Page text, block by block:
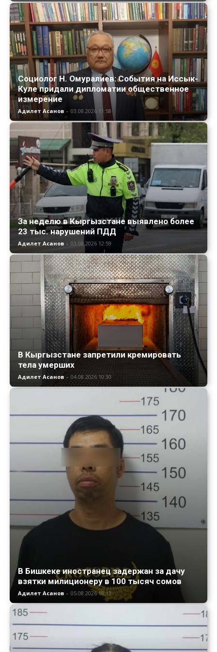
Социолог Н. Омуралиев: События на Иссык-
Куле придали дипломатии общественное
измерение
Адилет Асанов - 03.08.2026 11:58
За неделю в Кыргызстане выявлено более
23 тыс. нарушений ПДД
Адилет Асанов - 03.08.2026 12:59
В Кыргызстане запретили кремировать
тела умерших
Адилет Асанов - 04.08.2026 10:30
В Бишкеке иностранец задержан за дачу
взятки милиционеру в 100 тысяч сомов
Адилет Асанов - 05.08.2026 18:13